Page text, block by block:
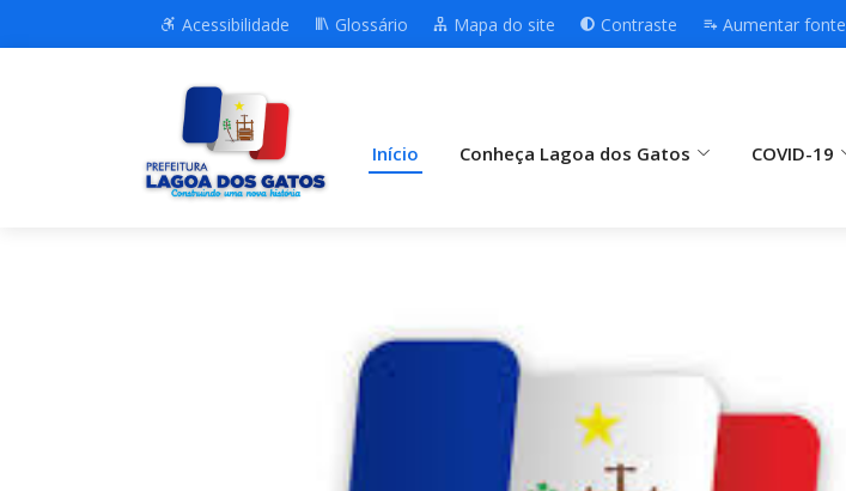
Acessibilidade Glossário Mapa do site Contraste Aumentar fonte
Início Conheça Lagoa dos Gatos COVID-19